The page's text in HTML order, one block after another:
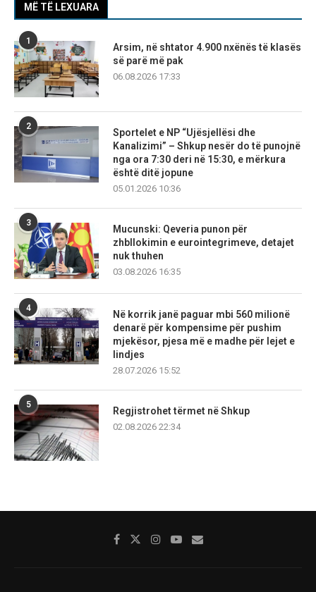
MË TË LEXUARA
1
Arsim, në shtator 4.900 nxënës të klasës
së parë më pak
06.08.2026 17:33
2
Sportelet e NP “Ujësjellësi dhe
Kanalizimi” – Shkup nesër do të punojnë
nga ora 7:30 deri në 15:30, e mërkura
është ditë jopune
05.01.2026 10:36
3
Mucunski: Qeveria punon për
zhbllokimin e eurointegrimeve, detajet
nuk thuhen
03.08.2026 16:35
4
Në korrik janë paguar mbi 560 milionë
denarë për kompensime për pushim
mjekësor, pjesa më e madhe për lejet e
lindjes
28.07.2026 15:52
5
Regjistrohet tërmet në Shkup
02.08.2026 22:34